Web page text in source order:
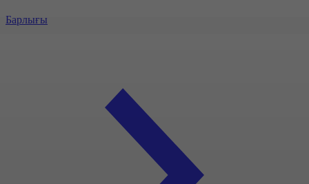
Барлығы